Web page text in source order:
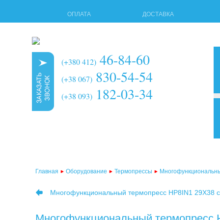
ОПЛАТА ДОСТАВКА
(+380 412) 46-84-60
(+38 067) 830-54-54
(+38 093) 182-03-34
Главная Оборудование Термопрессы
Многофункциональный термопресс HP8IN1 29Х38